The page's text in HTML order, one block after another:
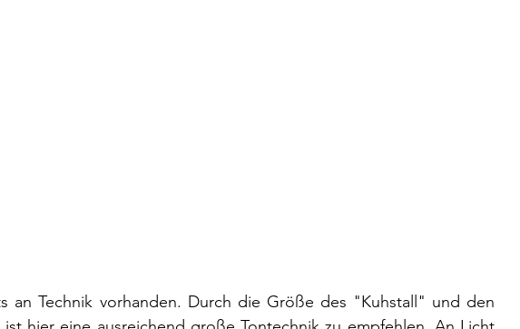
an Technik vorhanden. Durch die Größe des "Kuhstall" und den